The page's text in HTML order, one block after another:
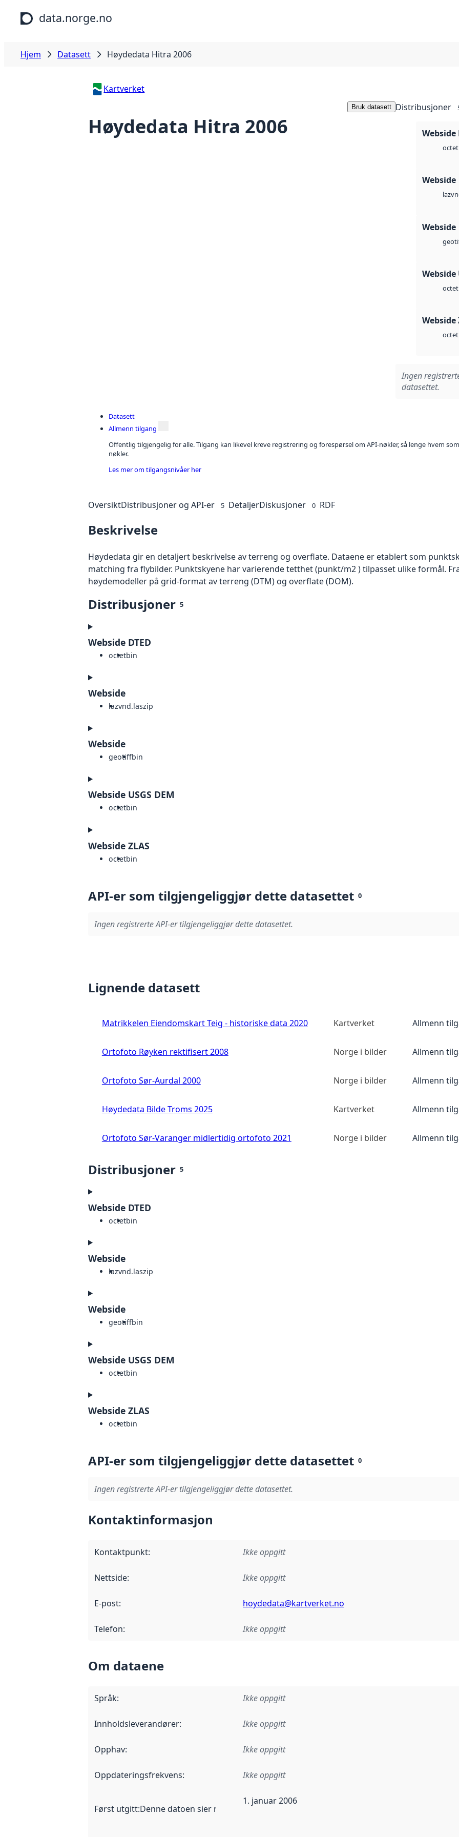
Hopp til hovedinnhold
data.norge.no
Hjem Datasett Høydedata Hitra 2006
Kartverket
Høydedata Hitra 2006
Bruk datasett Distribusjoner
Webside
octet
Webside
laz
Webside
Webside
octet
Webside
octet
Ingen
datasettet.
Datasett
Allmenn tilgang
Offentlig tilgjengelig for alle. Tilgang kan likevel kreve registrering og forespørsel om API-nøkler, så lenge hvem
nøkler.
Les mer om tilgangsnivåer her
OversiktDistribusjoner og API-er 5 DetaljerDiskusjoner 0 RDF
Beskrivelse
Høydedata gir en detaljert beskrivelse av terreng og overflate. Dataene er etablert som
matching fra flybilder. Punktskyene har varierende tetthet (punkt/m2 ) tilpasset ulike formål.
høydemodeller på grid-format av terreng (DTM) og overflate (DOM).
Distribusjoner 5
Webside DTED
octetbin
Webside
lazvnd.laszip
Webside
geotiffbin
Webside USGS DEM
octetbin
Webside ZLAS
octetbin
API-er som tilgjengeliggjør dette datasettet 0
Ingen registrerte API-er tilgjengeliggjør dette datasettet.
Lignende datasett
Matrikkelen Eiendomskart Teig - historiske data 2020 Kartverket Allmenn
Ortofoto Røyken rektifisert 2008 Norge i bilder Allmenn
Ortofoto Sør-Aurdal 2000 Norge i bilder Allmenn
Høydedata Bilde Troms 2025 Kartverket Allmenn
Ortofoto Sør-Varanger midlertidig ortofoto 2021 Norge i bilder Allmenn
Distribusjoner 5
Webside DTED
octetbin
Webside
lazvnd.laszip
Webside
geotiffbin
Webside USGS DEM
octetbin
Webside ZLAS
octetbin
API-er som tilgjengeliggjør dette datasettet 0
Ingen registrerte API-er tilgjengeliggjør dette datasettet.
Kontaktinformasjon
Kontaktpunkt: Ikke oppgitt
Nettside: Ikke oppgitt
E-post: hoydedata@kartverket.no
Telefon: Ikke oppgitt
Om dataene
Språk: Ikke oppgitt
Innholdsleverandører: Ikke oppgitt
Opphav: Ikke oppgitt
Oppdateringsfrekvens: Ikke oppgitt
Først utgitt:Denne datoen sier når dataene i dette datasettet første gang ble utgitt. Det kan
1. januar 2006